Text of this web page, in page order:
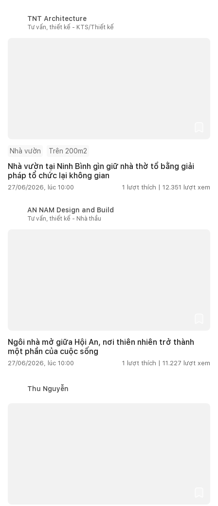
TNT Architecture
Tư vấn, thiết kế - KTS/Thiết kế
Nhà vườn Trên 200m2
Nhà vườn tại Ninh Bình gìn giữ nhà thờ tổ bằng giải
pháp tổ chức lại không gian
27/06/2026, lúc 10:00 1 lượt thích | 12.351 lượt xem
AN NAM Design and Build
Tư vấn, thiết kế - Nhà thầu
Ngôi nhà mở giữa Hội An, nơi thiên nhiên trở thành
một phần của cuộc sống
27/06/2026, lúc 10:00 1 lượt thích | 11.227 lượt xem
Thu Nguyễn